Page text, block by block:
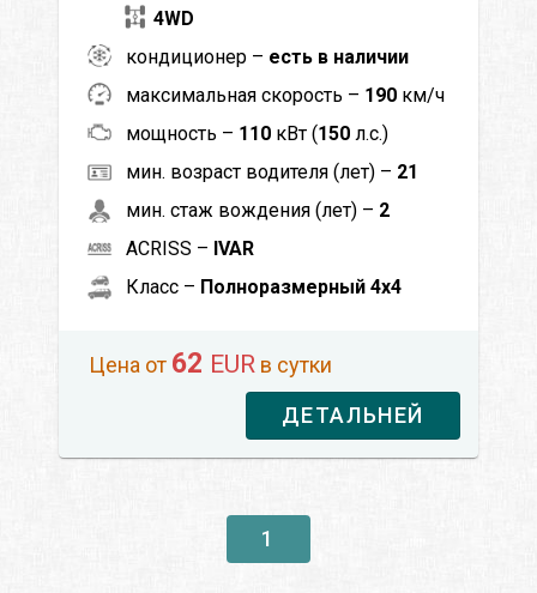
4WD
кондиционер – есть в наличии
максимальная скорость – 190 км/ч
мощность – 110 кВт (150 л.с.)
мин. возраст водителя (лет) – 21
мин. стаж вождения (лет) – 2
ACRISS – IVAR
Класс – Полноразмерный 4x4
Цена от 62 EUR в сутки
ДЕТАЛЬНЕЙ
1